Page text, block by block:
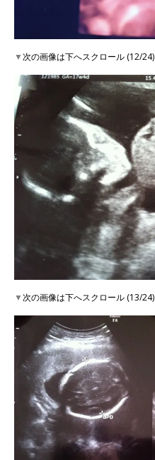
▼次の画像は下へスクロール (12/24)
▼次の画像は下へスクロール (13/24)